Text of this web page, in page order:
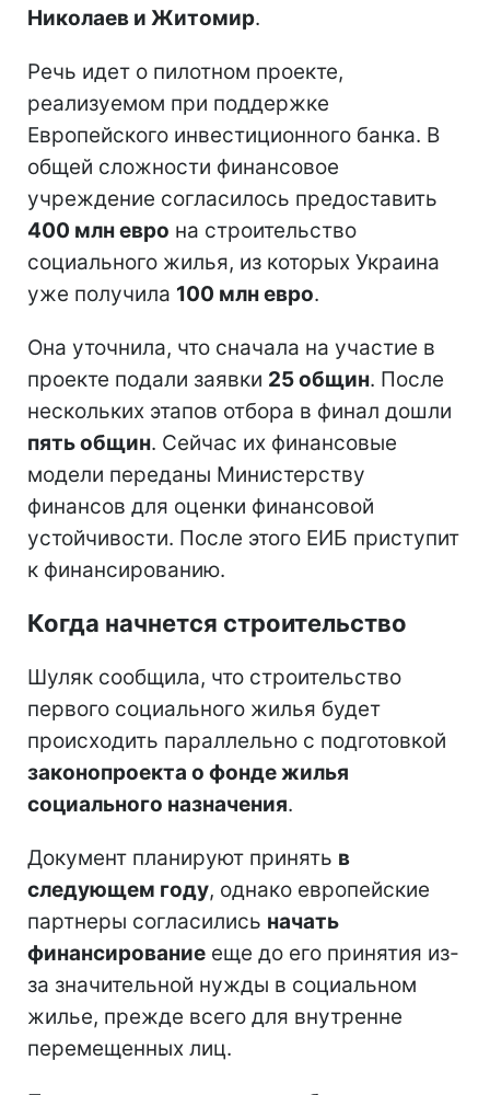
Николаев и Житомир.
Речь идет о пилотном проекте,
реализуемом при поддержке
Европейского инвестиционного банка. В
общей сложности финансовое
учреждение согласилось предоставить
400 млн евро на строительство
социального жилья, из которых Украина
уже получила 100 млн евро.
Она уточнила, что сначала на участие в
проекте подали заявки 25 общин. После
нескольких этапов отбора в финал дошли
пять общин. Сейчас их финансовые
модели переданы Министерству
финансов для оценки финансовой
устойчивости. После этого ЕИБ приступит
к финансированию.
Когда начнется строительство
Шуляк сообщила, что строительство
первого социального жилья будет
происходить параллельно с подготовкой
законопроекта о фонде жилья
социального назначения.
Документ планируют принять в
следующем году, однако европейские
партнеры согласились начать
финансирование еще до его принятия из-
за значительной нужды в социальном
жилье, прежде всего для внутренне
перемещенных лиц.